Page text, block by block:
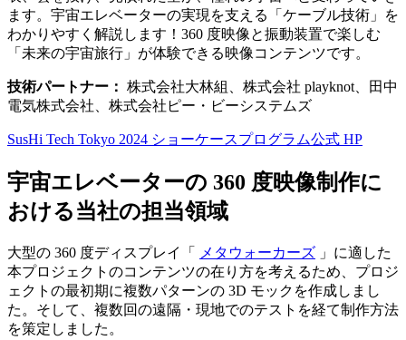
ます。宇宙エレベーターの実現を支える「ケーブル技術」を
わかりやすく解説します！360 度映像と振動装置で楽しむ
「未来の宇宙旅行」が体験できる映像コンテンツです。
技術パートナー： 株式会社大林組、株式会社 playknot、田中
電気株式会社、株式会社ピー・ビーシステムズ
SusHi Tech Tokyo 2024 ショーケースプログラム公式 HP
宇宙エレベーターの 360 度映像制作に
おける当社の担当領域
大型の 360 度ディスプレイ「 メタウォーカーズ 」に適した
本プロジェクトのコンテンツの在り方を考えるため、プロジ
ェクトの最初期に複数パターンの 3D モックを作成しまし
た。そして、複数回の遠隔・現地でのテストを経て制作方法
を策定しました。